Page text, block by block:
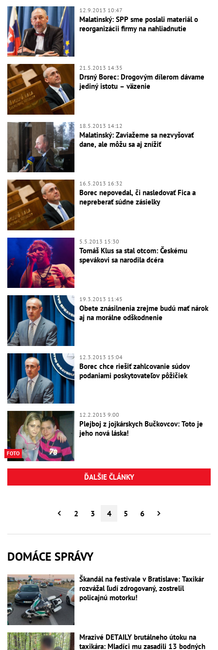
12.9.2013 10:47
Malatinský: SPP sme poslali materiál o
reorganizácii firmy na nahliadnutie
21.5.2013 14:35
Drsný Borec: Drogovým dílerom dávame
jediný istotu – väzenie
18.5.2013 14:12
Malatinský: Zaviažeme sa nezvyšovať
dane, ale môžu sa aj znížiť
16.5.2013 16:32
Borec nepovedal, či nasledovať Fica a
nepreberať súdne zásielky
5.5.2013 15:30
Tomáš Klus sa stal otcom: Českému
spevákovi sa narodila dcéra
19.3.2013 11:45
Obete znásilnenia zrejme budú mať nárok
aj na morálne odškodnenie
12.3.2013 15:04
Borec chce riešiť zahlcovanie súdov
podaniami poskytovateľov pôžičiek
FOTO
12.2.2013 9:00
Plejboj z jojkárskych Bučkovcov: Toto je
jeho nová láska!
ĎALŠIE ČLÁNKY
2 3 4 5 6
DOMÁCE SPRÁVY
Škandál na festivale v Bratislave: Taxikár
rozvážal ľudí zdrogovaný, zostrelil
policajnú motorku!
Mrazivé DETAILY brutálneho útoku na
taxikára: Mladíci mu zasadili 13 bodných